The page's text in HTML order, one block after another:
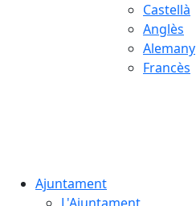
Castellà
Anglès
Alemany
Francès
Ajuntament